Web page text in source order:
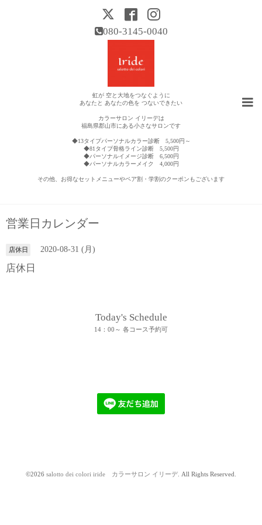
080-3145-0040
虹が 空と大地をつなぐように
あなたと あなたの色を つないできたい
カラーサロン イリーデは
福島県郡山市にある小さなサロンです
◆13タイプパーソナルカラー診断 5,500円～
◆81タイプ骨格ライン診断 5,500円
◆パーソナルイメージ診断 6,500円
◆パーソナルカラーメイク 4,000円
その他、お得なセットメニューやペア割・学割のクーポンもございます
営業日カレンダー
店休日 2020-08-31 (月)
店休日
Today's Schedule
14：00～ 各コース予約可
©2026 salotto dei colori iride カラーサロン イリーデ. All Rights Reserved.